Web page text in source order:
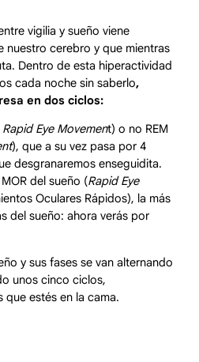
vigilia y sueño viene
nuestro cerebro y que mientras
Dentro de esta hiperactividad
cada noche sin saberlo,
en dos ciclos:
Rapid Eye Movement) o no REM
), que a su vez pasa por 4
desgranaremos enseguidita.
del sueño (Rapid Eye
Oculares Rápidos), la más
del sueño: ahora verás por
y sus fases se van alternando
unos cinco ciclos,
estés en la cama.